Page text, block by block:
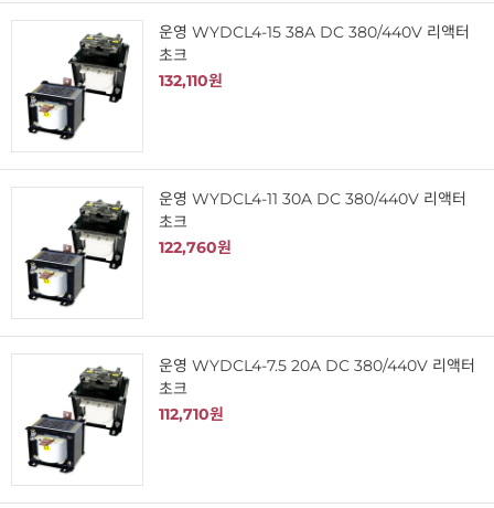
운영 WYDCL4-15 38A DC 380/440V 리액터
초크
132,110원
운영 WYDCL4-11 30A DC 380/440V 리액터
초크
122,760원
운영 WYDCL4-7.5 20A DC 380/440V 리액터
초크
112,710원